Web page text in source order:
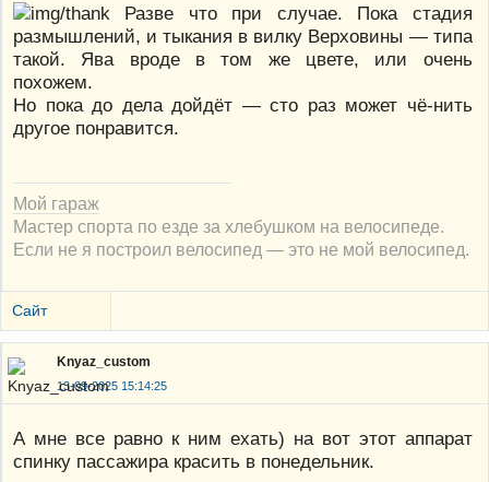
Разве что при случае. Пока стадия
размышлений, и тыкания в вилку Верховины — типа
такой. Ява вроде в том же цвете, или очень
похожем.
Но пока до дела дойдёт — сто раз может чё-нить
другое понравится.
Мой гараж
Мастер спорта по езде за хлебушком на велосипеде.
Если не я построил велосипед — это не мой велосипед.
Сайт
Knyaz_custom
13-09-2025 15:14:25
А мне все равно к ним ехать) на вот этот аппарат
спинку пассажира красить в понедельник.